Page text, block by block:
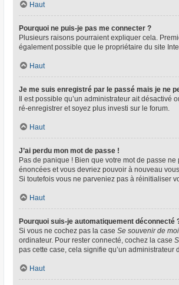
Haut
Pourquoi ne puis-je pas me connecter ?
Plusieurs raisons pourraient expliquer cela.
également possible que le propriétaire du site
Haut
Je me suis enregistré par le passé mais je ne
Il est possible qu’un administrateur ait
ré-enregistrer et soyez plus investi sur le forum.
Haut
J’ai perdu mon mot de passe !
Pas de panique ! Bien que votre mot de passe
énoncées et vous devriez pouvoir à nouveau
Si toutefois vous ne parveniez pas à réinitialiser
Haut
Pourquoi suis-je automatiquement déconnecté
Si vous ne cochez pas la case Se souvenir de moi
ordinateur. Pour rester connecté, cochez la case
pas cette case, cela signifie qu’un
Haut